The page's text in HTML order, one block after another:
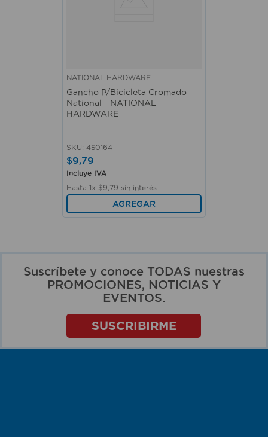
NATIONAL HARDWARE
Gancho P/Bicicleta Cromado
National - NATIONAL
HARDWARE
SKU: 450164
$9,79
Incluye IVA
Hasta 1x $9 79 sin interés
AGREGAR
Suscríbete y conoce TODAS nuestras
PROMOCIONES, NOTICIAS Y
EVENTOS.
SUSCRIBIRME